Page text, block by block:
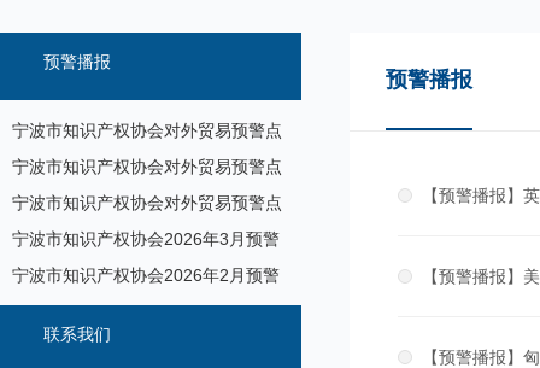
预警播报
宁波市知识产权协会对外贸易预警点
预警信息发布（8月7日）
宁波市知识产权协会对外贸易预警点
预警信息发布（7月17日）
宁波市知识产权协会对外贸易预警点
预警信息发布
宁波市知识产权协会2026年3月预警
信息
宁波市知识产权协会2026年2月预警
信息
联系我们
预警播报
【预警播报】
【预警播报】
【预警播报】